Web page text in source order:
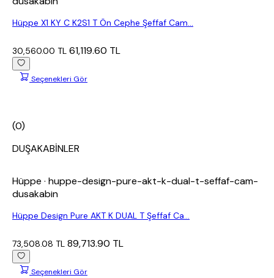
Hüppe X1 KY C K2S1 T Ön Cephe Şeffaf Cam...
30,560.00 TL 61,119.60 TL
Seçenekleri Gör
(0)
DUŞAKABİNLER
Hüppe · huppe-design-pure-akt-k-dual-t-seffaf-cam-
dusakabin
Hüppe Design Pure AKT K DUAL T Şeffaf Ca...
73,508.08 TL 89,713.90 TL
Seçenekleri Gör